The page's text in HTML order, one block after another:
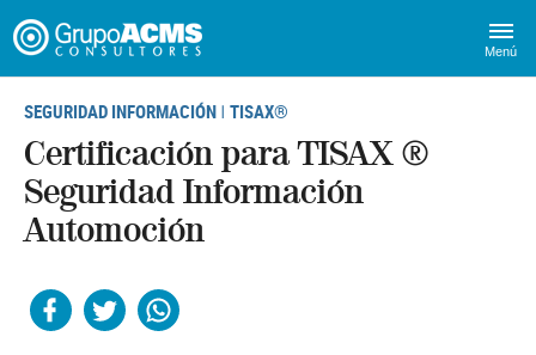
Menú
SEGURIDAD INFORMACIÓN | TISAX®
Certificación para TISAX ®
Seguridad Información
Automoción